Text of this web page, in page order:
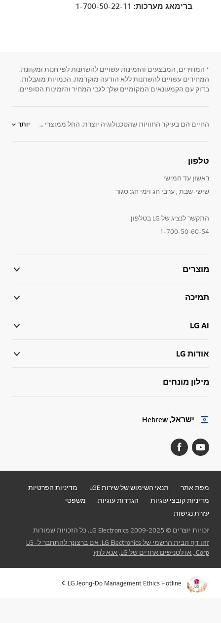
ברימאג מערכות: 1-700-50-22-11
* המחירים, המבצעים והזמינות עשויים להשתנות לפי חנות ומקוונת.
המחירים עשויים להשתנות ללא הודעה מוקדמת. הכמויות מוגבלות.
בדוק עם הקמעונאים המקומיים שלך לגבי המחיר והזמינות הסופיים.
החיים הם בעיקר החוויות שהטכנולוגיה יוצרת. החל ממוצרי חשמל ביתיים כמו מקררים, מכונות כביסה, שואבי אבק, מזגנים,טלוויזיות חכמות, מיקרוגלים, מסכי מחשב מקצועיים ועד מוצרי אלקטרוניקה וסמארטפונים. LG ישראל מספקת מוצרי חשמל המאפשרים לך ליהנות מהחיים ומלווים אותך ברגעים היפים של החיים. LG Electronics מעצבת מוצרים אינטואיטיביים, אינטראקטיביים וחסכוניים באנרגיה, כדי שתוכלו להתנהל ביתר חוכמה, לשפר את יעילותכם ולמזער את ההשפעה על הסביבה. אנו מחויבים לספק את מוצרי החשמל האיכותיים והמתאימים ביותר לדרך חייכם ולהשאיר אתכם מעודכנים בחידושים הטכנולוגיים האחרונים. אחרי הכל, החיים טובים יותר כשאתם ערוכים אליהם. יותר
טלפון
ראשון עד חמישי
שישי-שבת , ערבי חג וימי חג: סגור
התקשר לנציג של LG בטלפון
1-700-50-60-54
מוצרים
תמיכה
LG AI
אודות LG
מילון מונחים
ישראל, Hebrew
מפת אתר תנאי השימוש של שירות LGE
מדיניות הפרטיות
מדיניות קובצי עוגיות
הגדרות עוגיות
משפטי
עזרת נגישות
זכויות יוצרים © 2009-2025 LG Electronics. כל הזכויות שמורות
זהו דף הבית הרשמי של LG Electronics. אם ברצונך להתחבר ל- LG
Corp., או לסניפים אחרים של LG, אנא לחץ
LG Jeong-Do Management Ethics Hotline